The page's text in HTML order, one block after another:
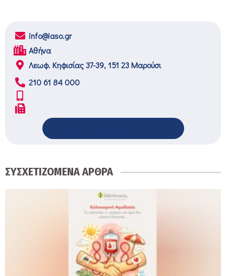
info@iaso.gr
Αθήνα
Λεωφ. Κηφισίας 37-39, 151 23 Μαρούσι
210 61 84 000
ΣΥΣΧΕΤΙΖΟΜΕΝΑ ΑΡΘΡΑ